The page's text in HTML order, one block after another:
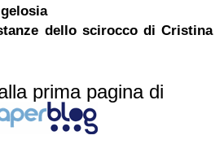
dello scirocco di Cristina
prima pagina di